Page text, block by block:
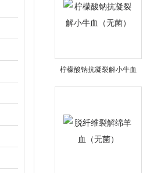
柠檬酸钠抗凝裂解小牛血
（无菌）